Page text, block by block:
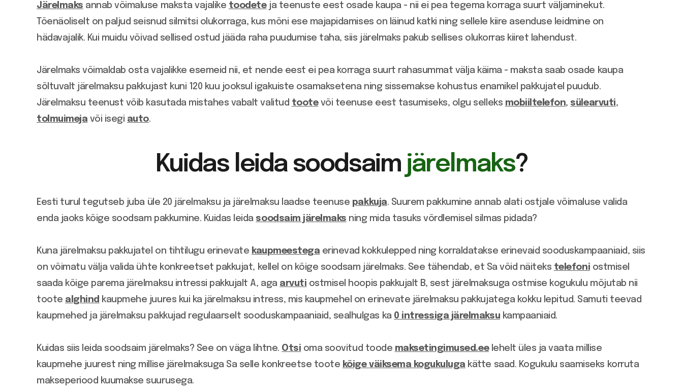
Järelmaks annab võimaluse maksta vajalike toodeteja teenuste eest osade kaupa - nii ei pea tegema korraga suurt väljaminekut.
Tõenäoliselt on paljud seisnud silmitsi olukorraga, kus mõni ese majapidamises on läinud katki ning sellele kiire asenduse leidmine on
hädavajalik. Kui muidu võivad sellised ostud jääda raha puudumise taha, siis järelmaks pakub sellises olukorras kiiret lahendust.
Järelmaks võimaldab osta vajalikke esemeid nii, et nende eest ei pea korraga suurt rahasummat välja käima - maksta saab osade kaupa
sõltuvalt järelmaksu pakkujast kuni 120 kuu jooksul igakuiste osamaksetena ning sissemakse kohustus enamikel pakkujatel puudub.
Järelmaksu teenust võib kasutada mistahes vabalt valitud tootevõi teenuse eest tasumiseks, olgu selleks mobiiltelefon, sülearvuti,
tolmuimeja või isegi auto.
Kuidas leida soodsaim järelmaks?
Eesti turul tegutseb juba üle 20 järelmaksu ja järelmaksu laadse teenuse pakkuja. Suurem pakkumine annab alati ostjale võimaluse valida
enda jaoks kõige soodsam pakkumine. Kuidas leida soodsaim järelmaks ning mida tasuks võrdlemisel silmas pidada?
Kuna järelmaksu pakkujatel on tihtilugu erinevate kaupmeestega erinevad kokkulepped ning korraldatakse erinevaid sooduskampaaniaid, siis
on võimatu välja valida ühte konkreetset pakkujat, kellel on kõige soodsam järelmaks. See tähendab, et Sa võid näiteks telefoni ostmisel
saada kõige parema järelmaksu intressi pakkujalt A, aga arvuti ostmisel hoopis pakkujalt B, sest järelmaksuga ostmise kogukulu mõjutab nii
toote alghind kaupmehe juures kui ka järelmaksu intress, mis kaupmehel on erinevate järelmaksu pakkujatega kokku lepitud. Samuti teevad
kaupmehed ja järelmaksu pakkujad regulaarselt sooduskampaaniaid, sealhulgas ka 0 intressiga järelmaksu kampaaniaid.
Kuidas siis leida soodsaim järelmaks? See on väga lihtne. Otsi oma soovitud toode maksetingimused.eelehelt üles ja vaata millise
kaupmehe juurest ning millise järelmaksuga Sa selle konkreetse toote kõige väiksema kogukuluga kätte saad. Kogukulu saamiseks korruta
makseperiood kuumakse suurusega.